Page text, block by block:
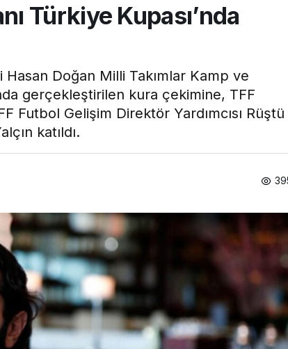
Türkiye Kupası’nda
Doğan Milli Takımlar Kamp ve
gerçekleştirilen kura çekimine, TFF
Futbol Gelişim Direktör Yardımcısı Rüştü
katıldı.